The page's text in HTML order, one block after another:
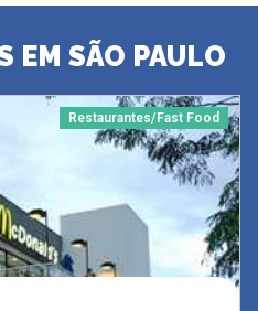
EM SÃO PAULO
Restaurantes/Fast Food